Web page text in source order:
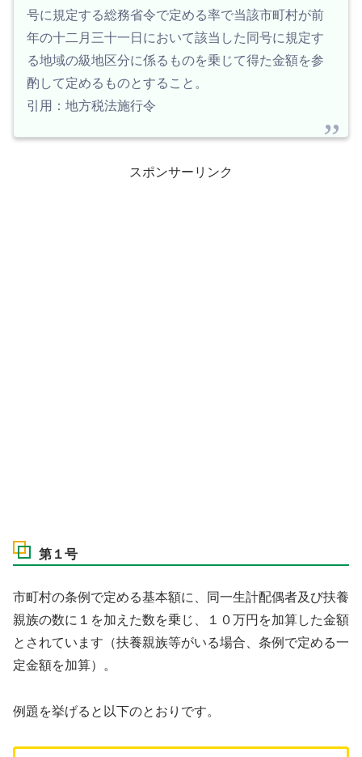
号に規定する総務省令で定める率で当該市町村が前
年の十二月三十一日において該当した同号に規定す
る地域の級地区分に係るものを乗じて得た金額を参
酌して定めるものとすること。
引用：地方税法施行令
スポンサーリンク
第１号
市町村の条例で定める基本額に、同一生計配偶者及び扶養
親族の数に１を加えた数を乗じ、１０万円を加算した金額
とされています（扶養親族等がいる場合、条例で定める一
定金額を加算）。
例題を挙げると以下のとおりです。